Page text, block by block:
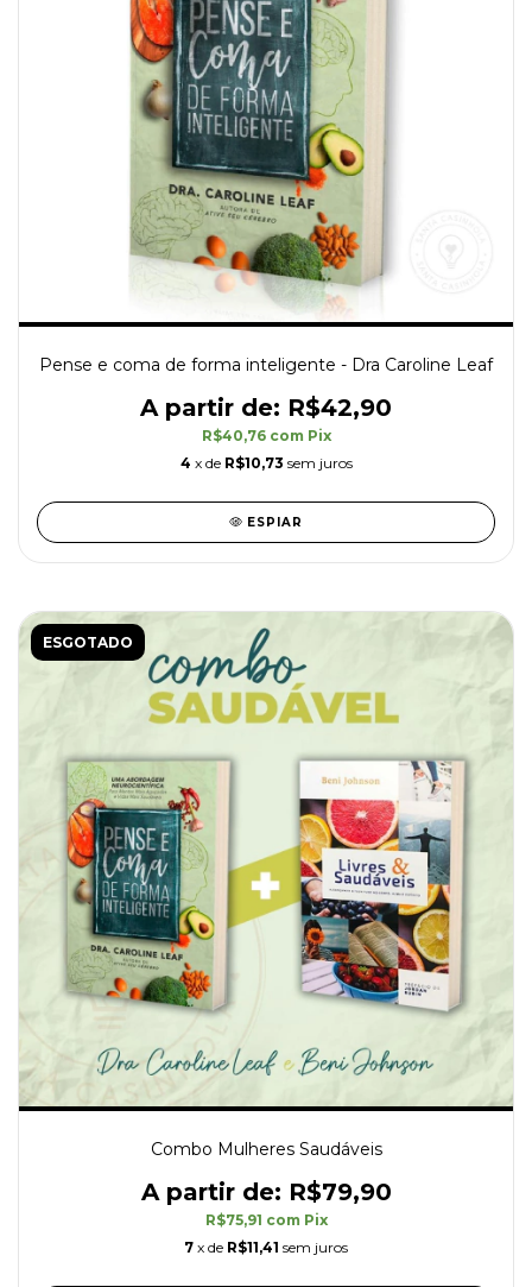
Pense e coma de forma inteligente - Dra Caroline Leaf
R$42,90
R$40,76 com Pix
4 x de R$10,73 sem juros
ESPIAR
ESGOTADO
Combo Mulheres Saudáveis
R$79,90
R$75,91 com Pix
7 x de R$11,41 sem juros